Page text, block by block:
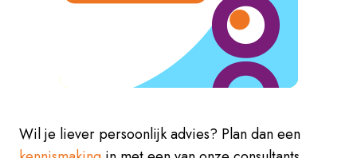
Wil je liever persoonlijk advies? Plan dan een